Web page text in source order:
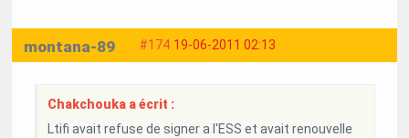
#174 19-06-2011 02:13
montana-89
Chakchouka a écrit :
Ltifi avait refuse de signer a l'ESS et avait renouvelle